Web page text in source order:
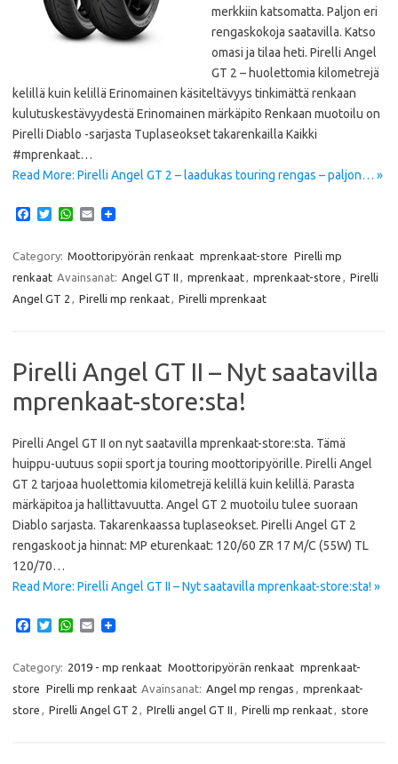
merkkiin katsomatta. Paljon eri
rengaskokoja saatavilla. Katso
omasi ja tilaa heti. Pirelli Angel
GT 2 – huolettomia kilometrejä
kelillä kuin kelillä Erinomainen käsiteltävyys tinkimättä renkaan
kulutuskestävyydestä Erinomainen märkäpito Renkaan muotoilu on
Pirelli Diablo -sarjasta Tuplaseokset takarenkailla Kaikki
#mprenkaat…
Read More: Pirelli Angel GT 2 – laadukas touring rengas – paljon… »
e
b
o
o
T
t
e
r
W
t
s
A
p
E
i
Category: Moottoripyörän renkaat mprenkaat-store Pirelli mp
renkaat Avainsanat: Angel GT II , mprenkaat, mprenkaat-store , Pirelli
Angel GT 2 , Pirelli mp renkaat, Pirelli mprenkaat
Pirelli Angel GT II – Nyt saatavilla
mprenkaat-store:sta!
Pirelli Angel GT II on nyt saatavilla mprenkaat-store:sta. Tämä
huippu-uutuus sopii sport ja touring moottoripyörille. Pirelli Angel
GT 2 tarjoaa huolettomia kilometrejä kelillä kuin kelillä. Parasta
märkäpitoa ja hallittavuutta. Angel GT 2 muotoilu tulee suoraan
Diablo sarjasta. Takarenkaassa tuplaseokset. Pirelli Angel GT 2
rengaskoot ja hinnat: MP eturenkaat: 120/60 ZR 17 M/C (55W) TL
120/70…
Read More: Pirelli Angel GT II – Nyt saatavilla mprenkaat-store:sta! »
e
o
o
T
t
t
e
r
W
t
s
A
p
E
i
Category: 2019 - mp renkaat Moottoripyörän renkaat mprenkaat-
store Pirelli mp renkaat Avainsanat: Angel mp rengas , mprenkaat-
store , Pirelli Angel GT 2 , PIrelli angel GT II , Pirelli mp renkaat, store